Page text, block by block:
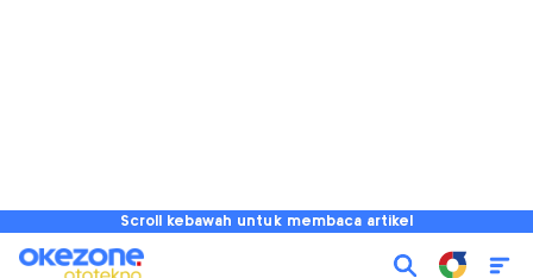
Scroll kebawah untuk membaca artikel